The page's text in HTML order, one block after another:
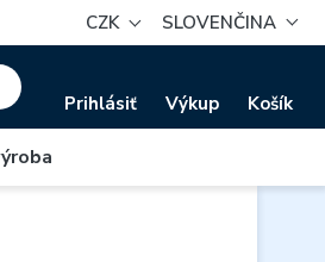
CZK SLOVENČINA
Prihlásiť Výkup Košík